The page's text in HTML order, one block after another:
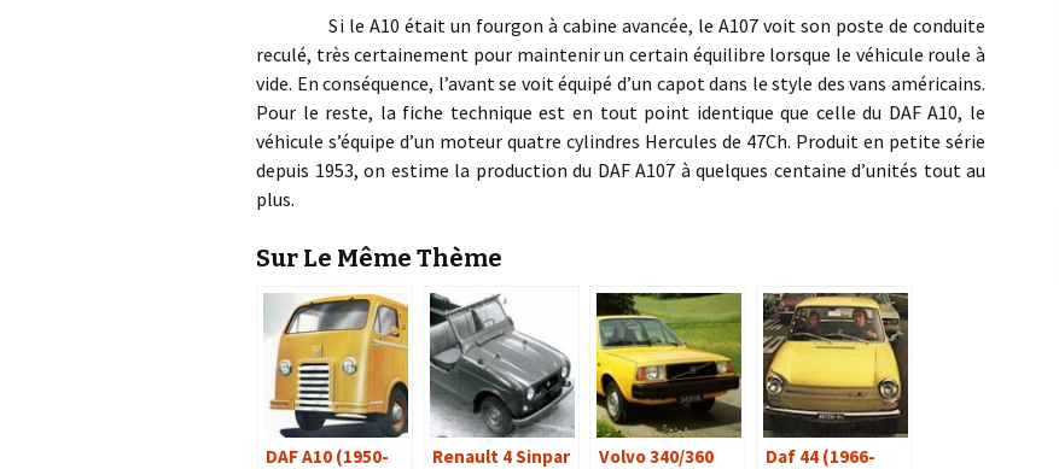
Si le A10 était un fourgon à cabine avancée, le A107 voit son poste de conduite
reculé, très certainement pour maintenir un certain équilibre lorsque le véhicule roule à
vide. En conséquence, l’avant se voit équipé d’un capot dans le style des vans américains.
Pour le reste, la fiche technique est en tout point identique que celle du DAF A10, le
véhicule s’équipe d’un moteur quatre cylindres Hercules de 47Ch. Produit en petite série
depuis 1953, on estime la production du DAF A107 à quelques centaine d’unités tout au
plus.
Sur Le Même Thème
DAF A10 (1950-
Renault 4 Sinpar
Volvo 340/360
Daf 44 (1966-